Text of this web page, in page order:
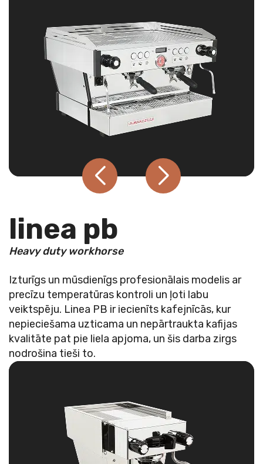
linea pb
Heavy duty workhorse
Izturīgs un mūsdienīgs profesionālais modelis ar
precīzu temperatūras kontroli un ļoti labu
veiktspēju. Linea PB ir iecienīts kafejnīcās, kur
nepieciešama uzticama un nepārtraukta kafijas
kvalitāte pat pie liela apjoma, un šis darba zirgs
nodrošina tieši to.